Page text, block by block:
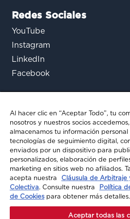
Redes Sociales
YouTube
Instagram
LinkedIn
Facebook
¿Aún tienes
Chatea con nosotros
© 2026 A-MAX
Al hacer clic en “Aceptar Todo”, tu
nosotros y nuestros socios
almacenamos tu información
tecnologías de seguimiento digital,
enviados por un dispositivo para
personalizados, elaboración de
marketing en sitios web no afiliados.
acepta nuestra
Cláusula de Arbitraje
Colectiva. Consulte nuestra Política
de Cookiespara obtener más detalles.
Aceptar todas las